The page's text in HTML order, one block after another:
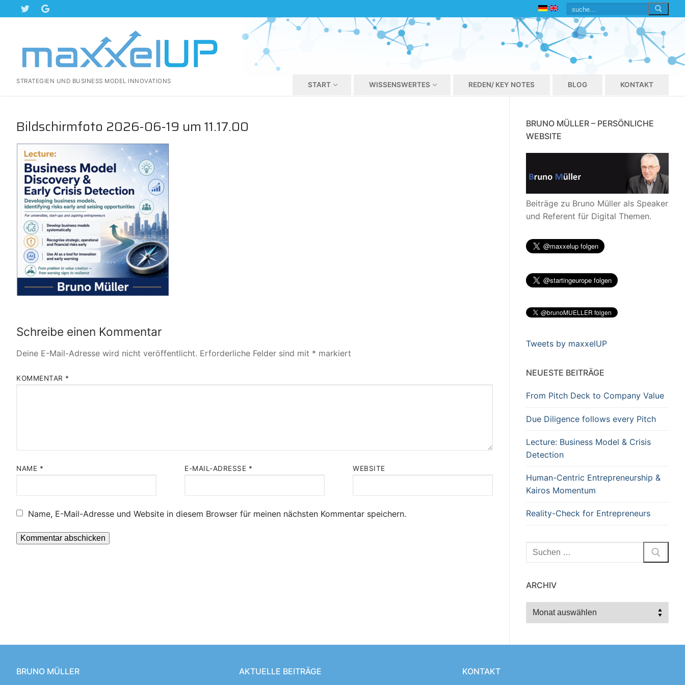
Inhalt
Suchen
nach:
STRATEGIEN UND BUSINESS MODEL INNOVATIONS START WISSENSWERTES REDEN/ KEY NOTES BLOG KONTAKT
Bildschirmfoto 2026-06-19 um 11.17.00
Schreibe einen Kommentar
Deine E-Mail-Adresse wird nicht veröffentlicht. Erforderliche Felder sind mit * markiert
KOMMENTAR *
NAME * E-MAIL-ADRESSE * WEBSITE
Name, E-Mail-Adresse und Website in diesem Browser für meinen nächsten Kommentar speichern.
BRUNO MÜLLER – PERSÖNLICHE
WEBSITE
Beiträge zu Bruno Müller als Speaker
und Referent für Digital Themen.
Tweets by maxxelUP
NEUESTE BEITRÄGE
From Pitch Deck to Company Value
Due Diligence follows every Pitch
Lecture: Business Model & Crisis
Detection
Human-Centric Entrepreneurship &
Kairos Momentum
Reality-Check for Entrepreneurs
Suchen
nach:
ARCHIV
Archiv
BRUNO MÜLLER AKTUELLE BEITRÄGE KONTAKT